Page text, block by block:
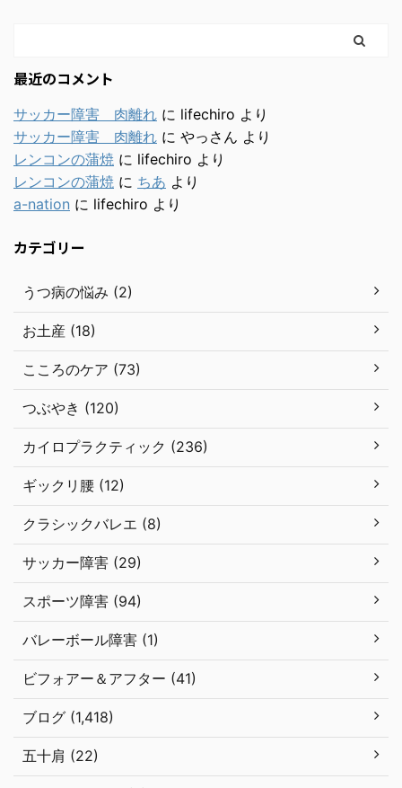
最近のコメント
サッカー障害 肉離れ に lifechiro より
サッカー障害 肉離れ に やっさん より
レンコンの蒲焼 に lifechiro より
レンコンの蒲焼 に ちあ より
a-nation に lifechiro より
カテゴリー
うつ病の悩み (2)
お土産 (18)
こころのケア (73)
つぶやき (120)
カイロプラクティック (236)
ギックリ腰 (12)
クラシックバレエ (8)
サッカー障害 (29)
スポーツ障害 (94)
バレーボール障害 (1)
ビフォアー＆アフター (41)
ブログ (1,418)
五十肩 (22)